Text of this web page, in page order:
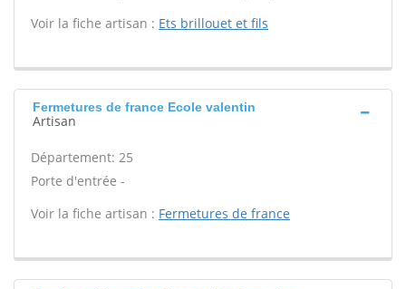
Voir la fiche artisan : Ets brillouet et fils
Fermetures de france Ecole valentin
Artisan
Département: 25
Porte d'entrée -
Voir la fiche artisan : Fermetures de france